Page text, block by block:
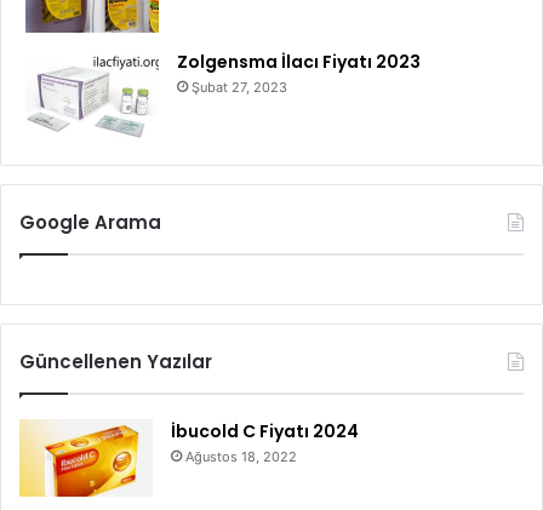
Zolgensma İlacı Fiyatı 2023
Şubat 27, 2023
Google Arama
Güncellenen Yazılar
İbucold C Fiyatı 2024
Ağustos 18, 2022